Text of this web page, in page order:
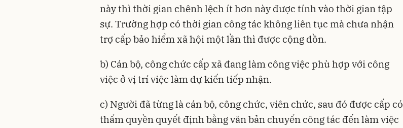
này thì thời gian chênh lệch ít hơn này được tính vào thời gian tập
sự. Trường hợp có thời gian công tác không liên tục mà chưa nhận
trợ cấp bảo hiểm xã hội một lần thì được cộng dồn.
b) Cán bộ, công chức cấp xã đang làm công việc phù hợp với công
việc ở vị trí việc làm dự kiến tiếp nhận.
c) Người đã từng là cán bộ, công chức, viên chức, sau đó được cấp có
thẩm quyền quyết định bằng văn bản chuyển công tác đến làm việc